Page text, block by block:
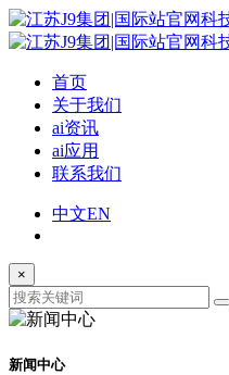
首页
关于我们
ai资讯
ai应用
联系我们
中文EN
×
新闻中心